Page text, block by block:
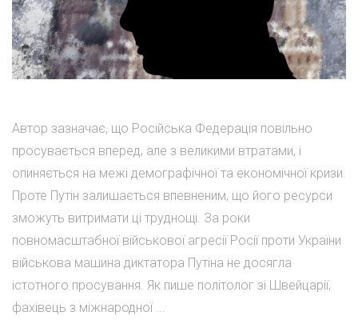
Автор зазначає, що Російська Федерація повільно
просувається вперед, але з великими втратами, і
опиняється на межі демографічної та економічної кризи.
Проте Путін залишається впевненим, що його ресурси
зможуть витримати ці труднощі. За роки
повномасштабної військової агресії Росії проти України
військова машина диктатора Путіна не досягла
істотного просування. Як пише політолог зі Швейцарії,
фахівець з міжнародної ...